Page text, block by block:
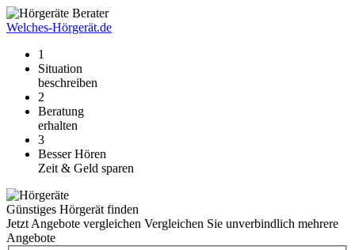
Welches-Hörgerät.de
1
Situation
beschreiben
2
Beratung
erhalten
3
Besser Hören
Zeit & Geld sparen
Günstiges Hörgerät finden
Jetzt Angebote vergleichen Vergleichen Sie unverbindlich mehrere
Angebote